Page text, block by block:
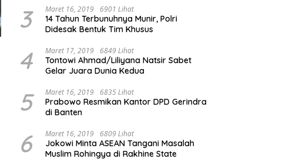
3 Maret 16, 2019 6901 Lihat
14 Tahun Terbunuhnya Munir, Polri
Didesak Bentuk Tim Khusus
4 Maret 17, 2019 6849 Lihat
Tontowi Ahmad/Liliyana Natsir Sabet
Gelar Juara Dunia Kedua
5 Maret 16, 2019 6835 Lihat
Prabowo Resmikan Kantor DPD Gerindra
di Banten
6 Maret 16, 2019 6809 Lihat
Jokowi Minta ASEAN Tangani Masalah
Muslim Rohingya di Rakhine State